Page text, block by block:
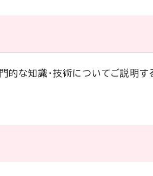
な知識・技術についてご説明す